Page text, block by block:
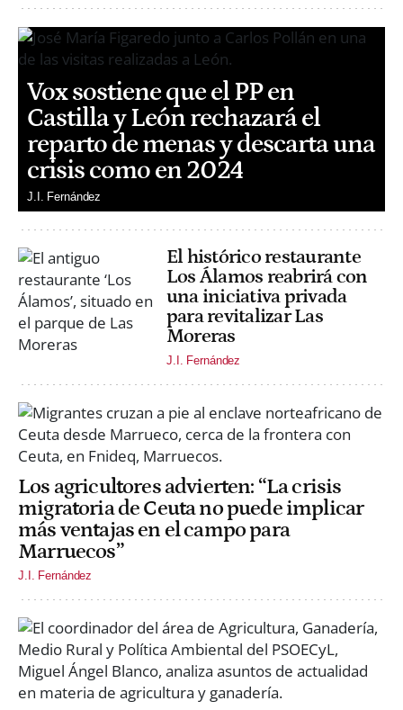
Vox sostiene que el PP en
Castilla y León rechazará el
reparto de menas y descarta una
crisis como en 2024
J.I. Fernández
El histórico restaurante
Los Álamos reabrirá con
una iniciativa privada
para revitalizar Las
Moreras
J.I. Fernández
Los agricultores advierten: “La crisis
migratoria de Ceuta no puede implicar
más ventajas en el campo para
Marruecos”
J.I. Fernández